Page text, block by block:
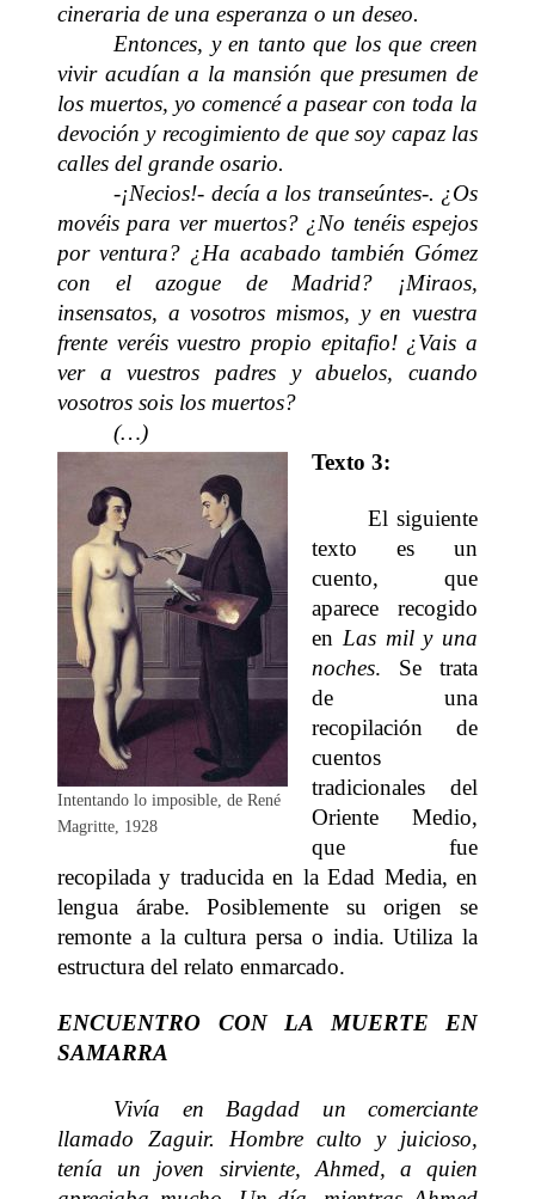
cineraria de una esperanza o un deseo.
Entonces, y en tanto que los que creen
vivir acudían a la mansión que presumen de
los muertos, yo comencé a pasear con toda la
devoción y recogimiento de que soy capaz las
calles del grande osario.
-¡Necios!- decía a los transeúntes-. ¿Os
movéis para ver muertos? ¿No tenéis espejos
por ventura? ¿Ha acabado también Gómez
con el azogue de Madrid? ¡Miraos,
insensatos, a vosotros mismos, y en vuestra
frente veréis vuestro propio epitafio! ¿Vais a
ver a vuestros padres y abuelos, cuando
vosotros sois los muertos?
(…)
Intentando lo imposible, de René
Magritte, 1928
Texto 3:
El siguiente
texto es un
cuento, que
aparece recogido
en Las mil y una
noches. Se trata
de una
recopilación de
cuentos
tradicionales del
Oriente Medio,
que fue
recopilada y traducida en la Edad Media, en
lengua árabe. Posiblemente su origen se
remonte a la cultura persa o india. Utiliza la
estructura del relato enmarcado.
ENCUENTRO CON LA MUERTE EN
SAMARRA
Vivía en Bagdad un comerciante
llamado Zaguir. Hombre culto y juicioso,
tenía un joven sirviente, Ahmed, a quien